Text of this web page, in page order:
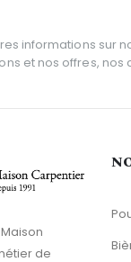
informations sur
et nos offres, nos
de